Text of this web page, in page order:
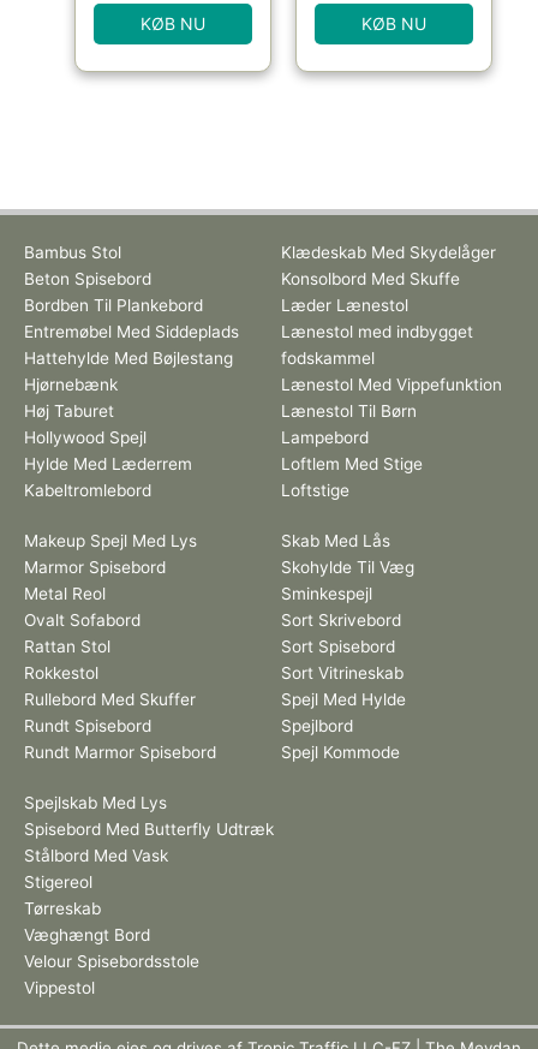
KØB NU KØB NU
Bambus Stol
Beton Spisebord
Bordben Til Plankebord
Entremøbel Med Siddeplads
Hattehylde Med Bøjlestang
Hjørnebænk
Høj Taburet
Hollywood Spejl
Hylde Med Læderrem
Kabeltromlebord
Klædeskab Med Skydelåger
Konsolbord Med Skuffe
Læder Lænestol
Lænestol med indbygget
fodskammel
Lænestol Med Vippefunktion
Lænestol Til Børn
Lampebord
Loftlem Med Stige
Loftstige
Makeup Spejl Med Lys
Marmor Spisebord
Metal Reol
Ovalt Sofabord
Rattan Stol
Rokkestol
Rullebord Med Skuffer
Rundt Spisebord
Rundt Marmor Spisebord
Skab Med Lås
Skohylde Til Væg
Sminkespejl
Sort Skrivebord
Sort Spisebord
Sort Vitrineskab
Spejl Med Hylde
Spejlbord
Spejl Kommode
Spejlskab Med Lys
Spisebord Med Butterfly Udtræk
Stålbord Med Vask
Stigereol
Tørreskab
Væghængt Bord
Velour Spisebordsstole
Vippestol